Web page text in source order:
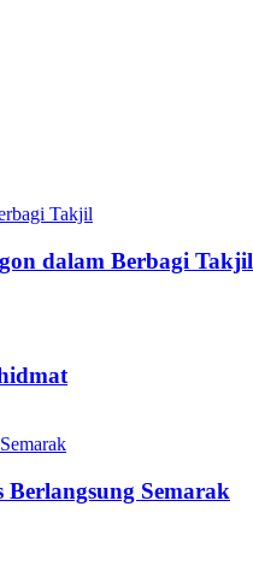
dalam Berbagi Takjil
Semarak